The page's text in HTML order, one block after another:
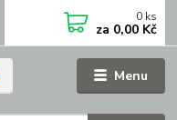
Menu
0 ks
za 0,00 Kč